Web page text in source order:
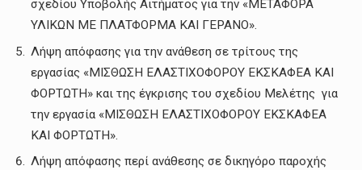
σχεδίου Υποβολής Αιτήματος για την «ΜΕΤΑΦΟΡΑ
ΥΛΙΚΩΝ ΜΕ ΠΛΑΤΦΟΡΜΑ ΚΑΙ ΓΕΡΑΝΟ».
Λήψη απόφασης για την ανάθεση σε τρίτους της
εργασίας «ΜΙΣΘΩΣΗ ΕΛΑΣΤΙΧΟΦΟΡΟΥ ΕΚΣΚΑΦΕΑ ΚΑΙ
ΦΟΡΤΩΤΗ» και της έγκρισης του σχεδίου Μελέτης για
την εργασία «ΜΙΣΘΩΣΗ ΕΛΑΣΤΙΧΟΦΟΡΟΥ ΕΚΣΚΑΦΕΑ
ΚΑΙ ΦΟΡΤΩΤΗ».
Λήψη απόφασης περί ανάθεσης σε δικηγόρο παροχής